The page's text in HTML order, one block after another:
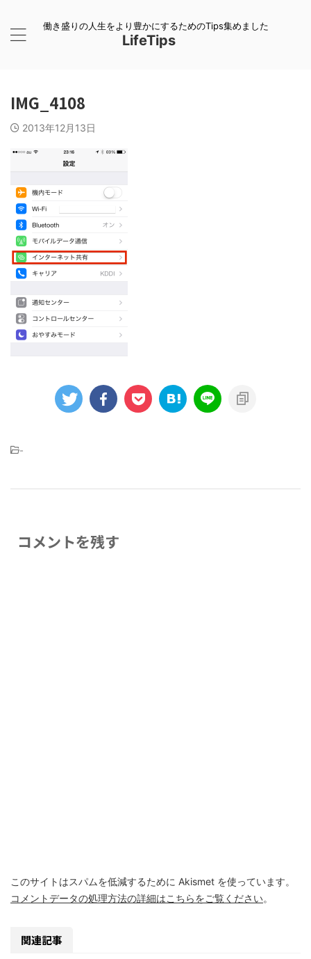
働き盛りの人生をより豊かにするためのTips集めました
LifeTips
IMG_4108
2013年12月13日
-
コメントを残す
このサイトはスパムを低減するために Akismet を使っています。
コメントデータの処理方法の詳細はこちらをご覧ください。
関連記事